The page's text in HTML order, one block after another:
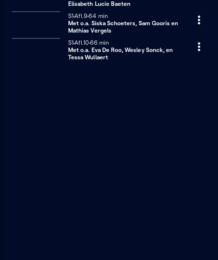
Elisabeth Lucie Baeten
Seizoen 1
S1Afl.964 minuten
64 min
Met o.a. Siska Schoeters, Sam Gooris en
Mathias Vergels
Seizoen 1
S1Afl.1066 minuten
66 min
Met o.a. Eva De Roo, Wesley Sonck, en
Tessa Wullaert